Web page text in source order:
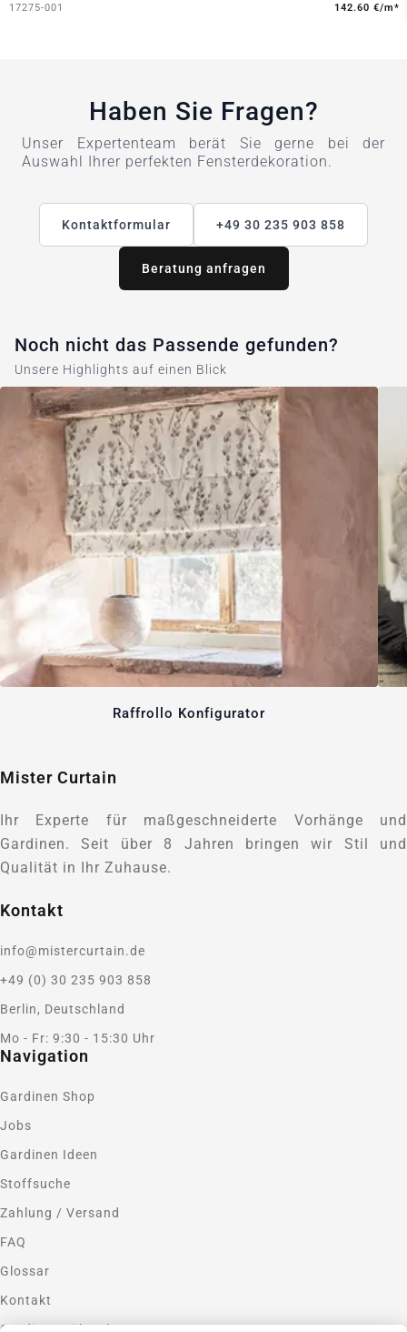
17275-001
142.60 €/m*
Haben Sie Fragen?
Unser Expertenteam berät Sie gerne bei der
Auswahl Ihrer perfekten Fensterdekoration.
Kontaktformular +49 30 235 903 858
Beratung anfragen
Noch nicht das Passende gefunden?
Unsere Highlights auf einen Blick
Raffrollo Konfigurator
Mister Curtain
Ihr Experte für maßgeschneiderte Vorhänge und
Gardinen. Seit über 8 Jahren bringen wir Stil und
Qualität in Ihr Zuhause.
Kontakt
info@mistercurtain.de
+49 (0) 30 235 903 858
Berlin, Deutschland
Mo - Fr: 9:30 - 15:30 Uhr
Navigation
Gardinen Shop
Jobs
Gardinen Ideen
Stoffsuche
Zahlung / Versand
FAQ
Glossar
Kontakt
Gardinen nähen lassen